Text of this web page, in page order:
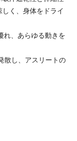
く、身体をドライ
れ、あらゆる動きを
散し、アスリートの